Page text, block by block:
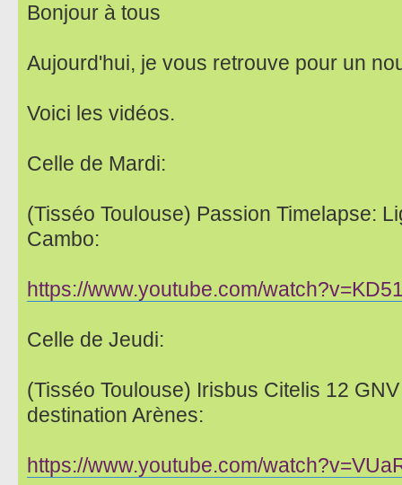
Bonjour à tous
Aujourd'hui, je vous retrouve pour un
Voici les vidéos.
Celle de Mardi:
(Tisséo Toulouse) Passion Timelapse:
Cambo:
https://www.youtube.com/
Celle de Jeudi:
(Tisséo Toulouse) Irisbus Citelis 12
destination Arènes:
https://www.youtube.com/